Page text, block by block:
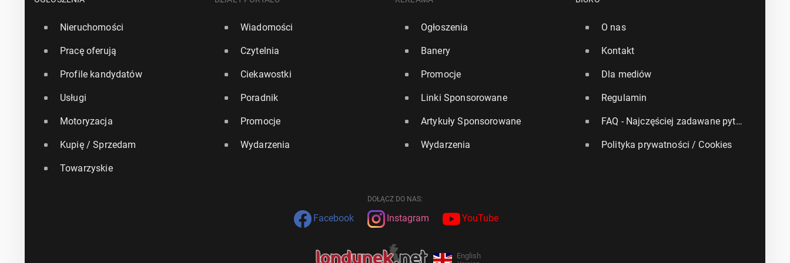
Nieruchomości
Pracę oferują
Profile kandydatów
Usługi
Motoryzacja
Kupię / Sprzedam
Towarzyskie
Wiadomości
Czytelnia
Ciekawostki
Poradnik
Promocje
Wydarzenia
Ogłoszenia
Banery
Promocje
Linki Sponsorowane
Artykuły Sponsorowane
Wydarzenia
O nas
Kontakt
Dla mediów
Regulamin
FAQ - Najczęściej zadawane pytania
Polityka prywatności / Cookies
DOŁĄCZ DO NAS:
Facebook Instagram YouTube
English